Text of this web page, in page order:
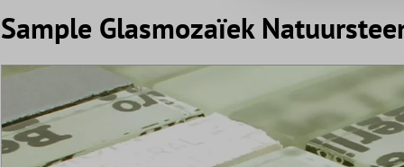
Sample Glasmozaïek